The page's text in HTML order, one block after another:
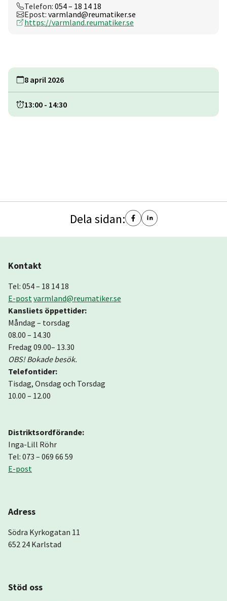
Telefon: 054 – 18 14 18
Epost: varmland@reumatiker.se
https://varmland.reumatiker.se
8 april 2026
13:00 - 14:30
Dela sidan:
Kontakt
Tel: 054 – 18 14 18
E-postvarmland@reumatiker.se
Kansliets öppettider:
Måndag – torsdag
08.00 – 14.30
Fredag 09.00– 13.30
OBS! Bokade besök.
Telefontider:
Tisdag, Onsdag och Torsdag
10.00 – 12.00
Distriktsordförande:
Inga-Lill Röhr
Tel: 073 – 069 66 59
E-post
Adress
Södra Kyrkogatan 11
652 24 Karlstad
Stöd oss